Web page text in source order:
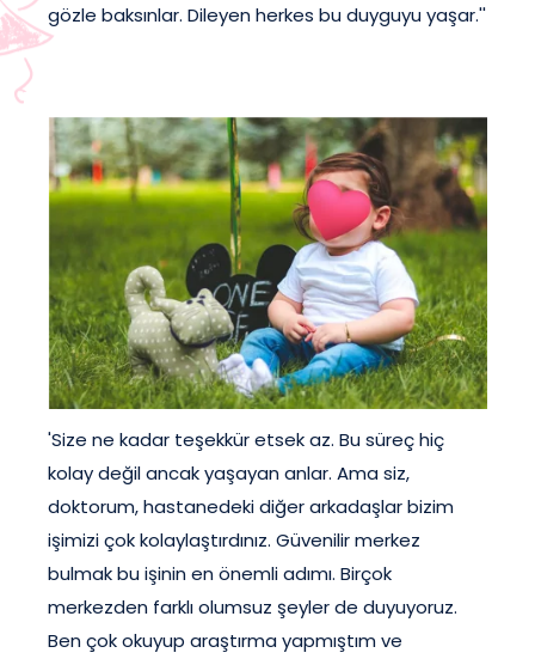
gözle baksınlar. Dileyen herkes bu duyguyu yaşar.''
'Size ne kadar teşekkür etsek az. Bu süreç hiç
kolay değil ancak yaşayan anlar. Ama siz,
doktorum, hastanedeki diğer arkadaşlar bizim
işimizi çok kolaylaştırdınız. Güvenilir merkez
bulmak bu işinin en önemli adımı. Birçok
merkezden farklı olumsuz şeyler de duyuyoruz.
Ben çok okuyup araştırma yapmıştım ve